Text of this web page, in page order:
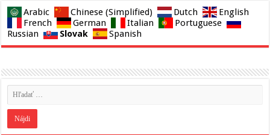
Arabic Chinese (Simplified) Dutch
English
French
German Italian
Portuguese
Russian
Slovak Spanish